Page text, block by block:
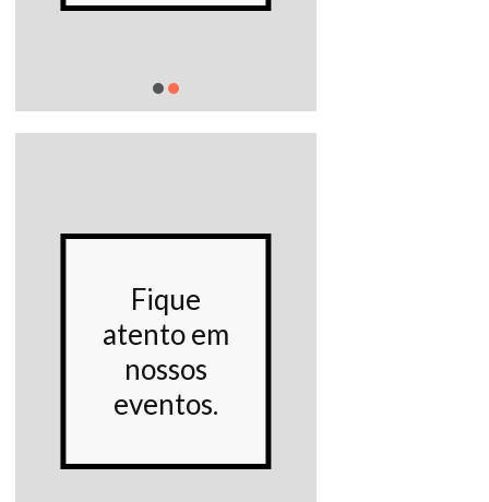
Fique
atento em
nossos
eventos.